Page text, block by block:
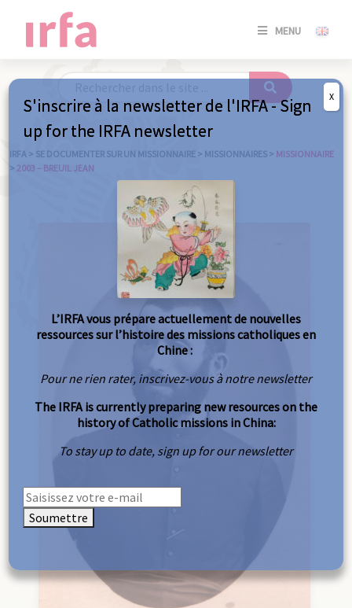
MENU
SE
/
IRFA > SE DOCUMENTER SUR UN MISSIONNAIRE > MISSIONNAIRES > MISSIONNAIRE
> 2003 – BREUIL JEAN
S'inscrire à la newsletter de l'IRFA - Sign
up for the IRFA newsletter
L’IRFA vous prépare actuellement de nouvelles
ressources sur l’histoire des missions catholiques en
Chine :
Pour ne rien rater, inscrivez-vous à notre newsletter
The IRFA is currently preparing new resources on the
history of Catholic missions in China:
To stay up to date, sign up for our newsletter
Soumettre
X